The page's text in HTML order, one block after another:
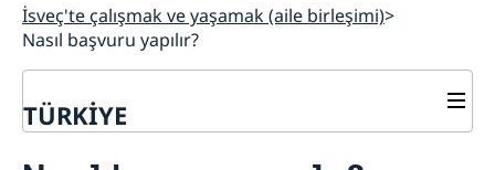
İsveç'te çalışmak ve yaşamak (aile birleşimi)
Nasıl başvuru yapılır?
TÜRKİYE